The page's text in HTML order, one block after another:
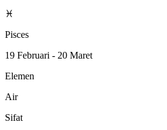
♓
Pisces
19 Februari - 20 Maret
Elemen
Air
Sifat